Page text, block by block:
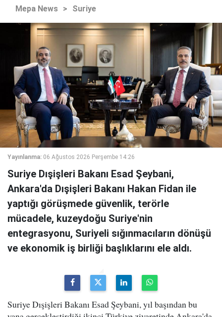
Mepa News > Suriye
Yayınlanma: 06 Ağustos 2026 Perşembe 14:26
Suriye Dışişleri Bakanı Esad Şeybani,
Ankara'da Dışişleri Bakanı Hakan Fidan ile
yaptığı görüşmede güvenlik, terörle
mücadele, kuzeydoğu Suriye'nin
entegrasyonu, Suriyeli sığınmacıların dönüşü
ve ekonomik iş birliği başlıklarını ele aldı.
Suriye Dışişleri Bakanı Esad Şeybani, yıl başından bu